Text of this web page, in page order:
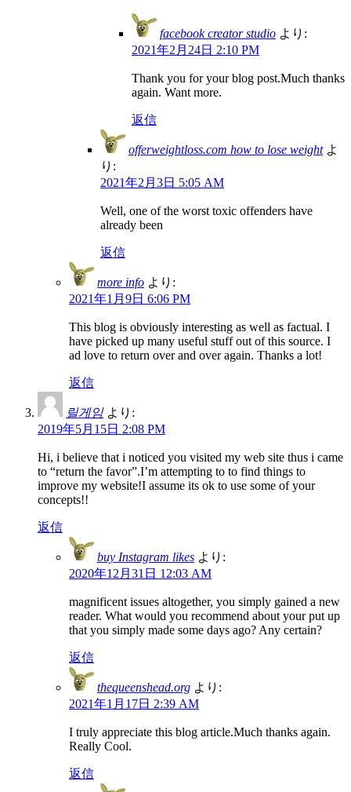
facebook creator studio より:
2021年2月24日 2:10 PM
Thank you for your blog post.Much thanks
again. Want more.
返信
offerweightloss.com how to lose weight よ
り:
2021年2月3日 5:05 AM
Well, one of the worst toxic offenders have
already been
返信
more info より:
2021年1月9日 6:06 PM
This blog is obviously interesting as well as factual. I
have picked up many useful stuff out of this source. I
ad love to return over and over again. Thanks a lot!
返信
릴게임 より:
2019年5月15日 2:08 PM
Hi, i believe that i noticed you visited my web site thus i came
to “return the favor”.I’m attempting to to find things to
improve my website!I assume its ok to use some of your
concepts!!
返信
buy Instagram likes より:
2020年12月31日 12:03 AM
magnificent issues altogether, you simply gained a new
reader. What would you recommend about your put up
that you simply made some days ago? Any certain?
返信
thequeenshead.org より:
2021年1月17日 2:39 AM
I truly appreciate this blog article.Much thanks again.
Really Cool.
返信